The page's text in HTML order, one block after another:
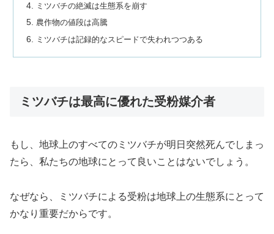
ミツバチの絶滅は生態系を崩す
農作物の値段は高騰
ミツバチは記録的なスピードで失われつつある
ミツバチは最高に優れた受粉媒介者
もし、地球上のすべてのミツバチが明日突然死んでしまっ
たら、私たちの地球にとって良いことはないでしょう。
なぜなら、ミツバチによる受粉は地球上の生態系にとって
かなり重要だからです。